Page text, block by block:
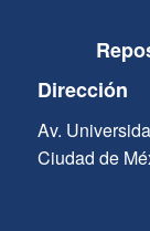
Dirección
Av.
Ciudad de